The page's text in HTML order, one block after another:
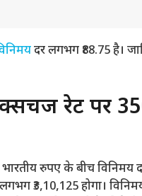
दर लगभग ₹88.75 है।
रेट पर
रुपए के बीच विनिमय
₹3,10,125 होगा।